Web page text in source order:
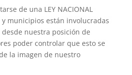
de una LEY NACIONAL
municipios están involucradas
nuestra posición de
poder controlar que esto se
la imagen de nuestro